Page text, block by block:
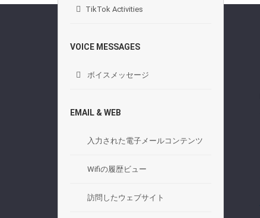
TikTok Activities
VOICE MESSAGES
ボイスメッセージ
EMAIL & WEB
入力された電子メールコンテンツ
Wifiの履歴ビュー
訪問したウェブサイト